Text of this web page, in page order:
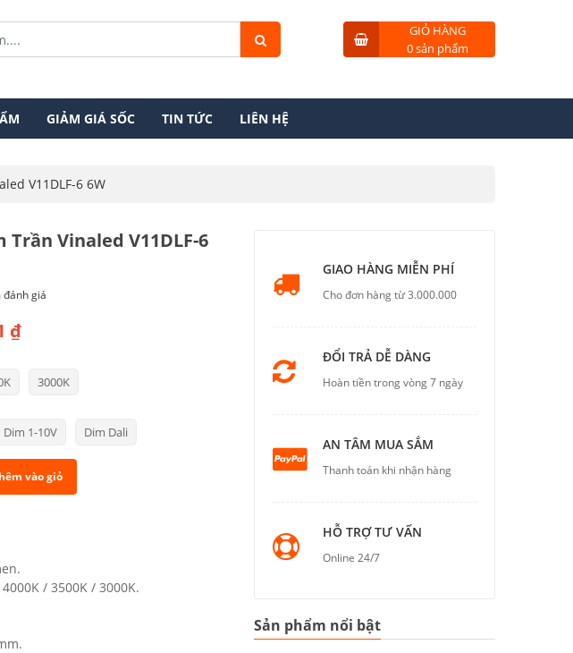
GIỎ HÀNG
0 sản phẩm
GIẢM GIÁ SỐC TIN TỨC LIÊN HỆ
V11DLF-6 6W
Vinaled V11DLF-6
đánh giá
₫
3000K
Dim 1-10V Dim Dali
vào giỏ
/ 3500K / 3000K.
GIAO HÀNG MIỄN PHÍ
Cho đơn hàng từ 3.000.000
ĐỔI TRẢ DỄ DÀNG
Hoàn tiền trong vòng 7 ngày
AN TÂM MUA SẮM
Thanh toán khi nhận hàng
HỖ TRỢ TƯ VẤN
Online 24/7
Sản phẩm nổi bật